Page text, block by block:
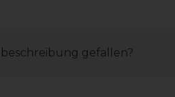
gefallen?